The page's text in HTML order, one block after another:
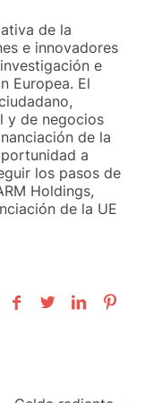
de la
e innovadores
e
Europea. El
y de negocios
de la
a
los pasos de
Holdings,
de la UE